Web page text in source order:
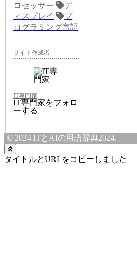
ロセッサー
デ
ィスプレイ
プ
ログラミング言語
サイト作成者
IT専門家
IT専門家をフォロ
ーする
© 2024 ITとAIの用語辞典2024.
タイトルとURLをコピーしました